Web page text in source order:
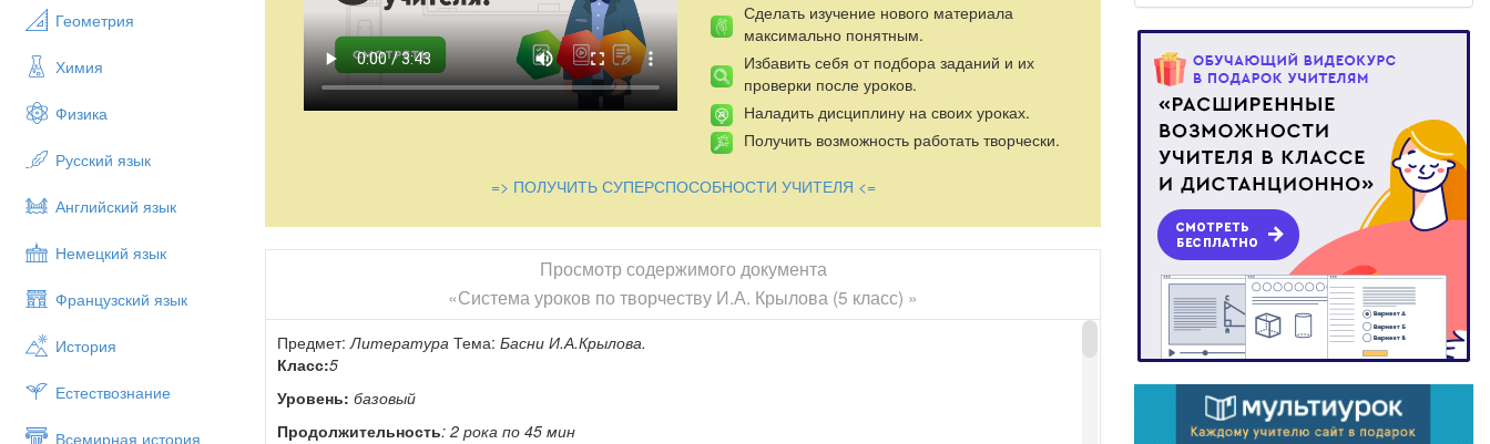
Геометрия
Химия
Физика
Русский язык
Английский язык
Немецкий язык
Французский язык
История
Естествознание
Всемирная история
Сделать изучение нового материала
максимально понятным.
Избавить себя от подбора заданий и их
проверки после уроков.
Наладить дисциплину на своих уроках.
Получить возможность работать творчески.
=> ПОЛУЧИТЬ СУПЕРСПОСОБНОСТИ УЧИТЕЛЯ <=
Просмотр содержимого документа
«Система уроков по творчеству И.А. Крылова (5 класс) »
Предмет:Литература Тема: Басни И.А.Крылова.
Класс:5
Уровень: базовый
Продолжительность: 2 рока по 45 мин